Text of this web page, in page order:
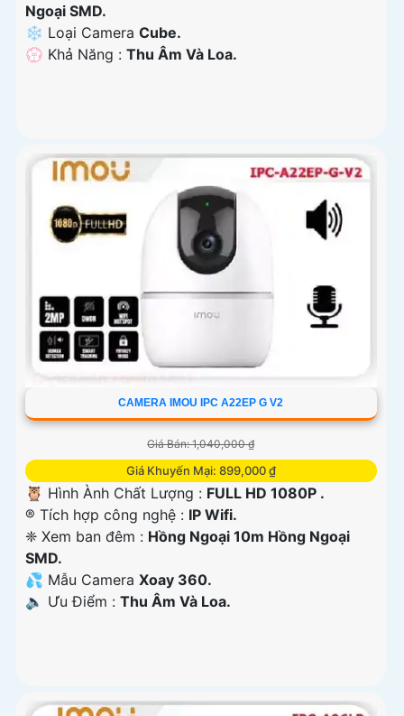
Ngoại SMD.
❄ Loại Camera Cube.
️💮 Khả Năng : Thu Âm Và Loa.
CAMERA IMOU IPC A22EP G V2
Giá Bán: 1,040,000 ₫
Giá Khuyến Mại: 899,000 ₫
🦉 Hình Ành Chất Lượng : FULL HD 1080P .
®️ Tích hợp công nghệ : IP Wifi.
❈ Xem ban đêm : Hồng Ngoại 10m Hồng Ngoại
SMD.
💦 Mẫu Camera Xoay 360.
️🔈 Ưu Điểm : Thu Âm Và Loa.